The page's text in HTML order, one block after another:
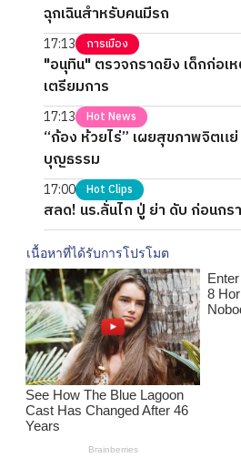
ฉุกเฉินสำหรับคนมีรถ
17:13 การเมือง
"อนุทิน" ตรวจกราดยิง เด็กก่อเห
เตรียมการ
17:13 Hot News
“ก้อง ห้วยไร่” เผยสุขภาพจิตแ
บุญธรรม
17:00 Hot Clips
สลด! นร.ลั่นไก ปู่ ย่า ดับ ก่อนกร